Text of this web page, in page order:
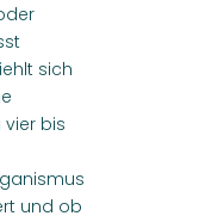
sich
bis
und ob